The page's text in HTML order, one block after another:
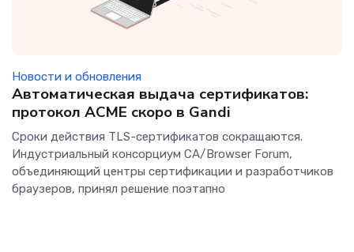
Новости и обновления
Автоматическая выдача сертификатов:
протокол ACME скоро в Gandi
Сроки действия TLS-сертификатов сокращаются.
Индустриальный консорциум CA/Browser Forum,
объединяющий центры сертификации и разработчиков
браузеров, принял решение поэтапно